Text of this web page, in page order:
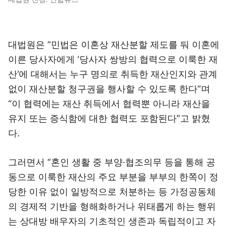
대법원은 “민법은 이혼상 재산분할 제도를 둬 이혼에
이른 당사자에게 ‘당사자 쌍방의 협력으로 이룩한 재
산’에 대해서는 누구 명의로 취득한 재산인지와 관계
없이 재산분할 청구권을 행사할 수 있도록 한다”며
“이 협력에는 재산 취득에서 협력뿐 아니라 재산을
유지 또는 증식함에 대한 협력도 포함된다”고 밝혔
다.
그러면서 “혼인 생활 중 부양·협조의무 등을 통해 공
동으로 이룩한 재산의 주요 부분을 부부의 한쪽이 정
당한 이유 없이 일방적으로 처분하는 등 가정공동체
의 경제적 기반을 형해화하거나 위태롭게 하는 행위
는 상대방 배우자의 기초적인 생존과 독립적이고 자